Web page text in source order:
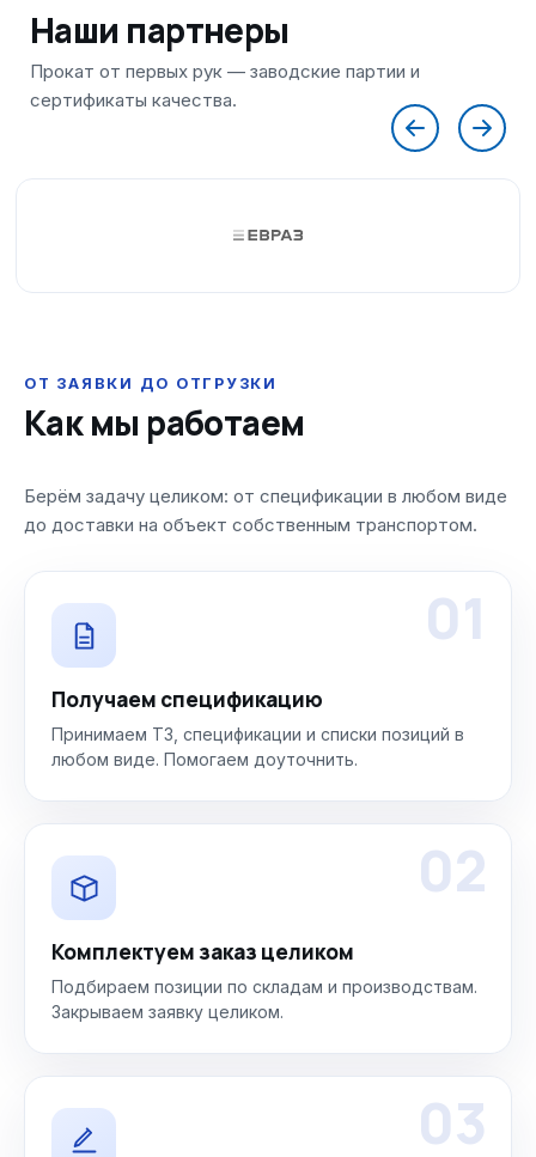
Наши партнеры
ОТ ЗАЯВКИ ДО ОТГРУЗКИ
Как мы работаем
Берём задачу целиком: от спецификации в любом виде
до доставки на объект собственным транспортом.
01
Получаем спецификацию
Принимаем ТЗ, спецификации и списки позиций в
любом виде. Помогаем доуточнить.
02
Комплектуем заказ целиком
Подбираем позиции по складам и производствам.
Закрываем заявку целиком.
03